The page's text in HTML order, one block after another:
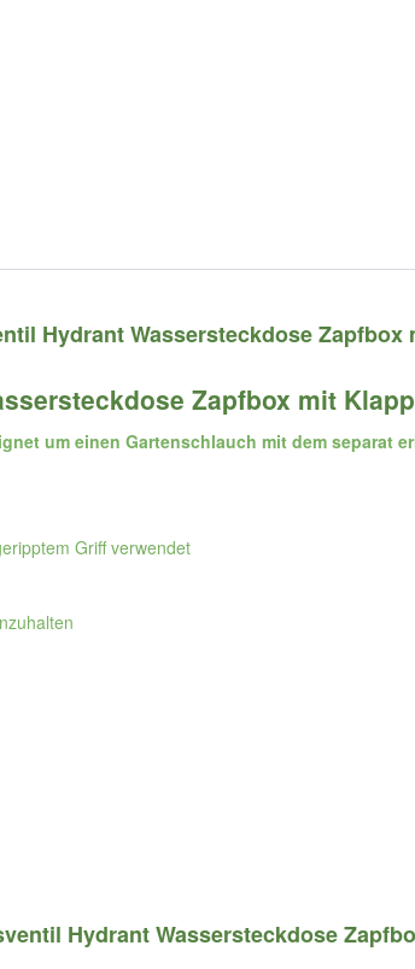
Hydrant Wassersteckdose Zapfbox
Zapfbox mit
um einen Gartenschlauch mit dem separat
Griff verwendet
Hydrant Wassersteckdose